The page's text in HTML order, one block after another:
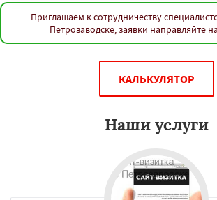
Приглашаем к сотрудничеству
Петрозаводске, заявки направляйте на
КАЛЬКУЛЯТОР
Наши услуги